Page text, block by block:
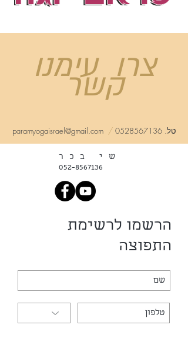
צרו עימנו
קשר
paramyogaisrael@gmail.com / טל. 0528567136
שי בכר
052-8567136
הרשמו לרשימת
התפוצה